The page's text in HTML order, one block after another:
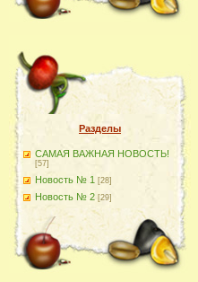
Разделы
САМАЯ ВАЖНАЯ НОВОСТЬ!
[57]
Новость № 1 [28]
Новость № 2 [29]